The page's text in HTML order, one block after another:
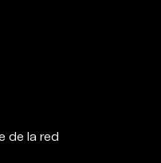
de la red